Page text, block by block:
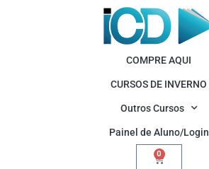
COMPRE AQUI
CURSOS DE INVERNO
Outros Cursos
Painel de Aluno/Login
0